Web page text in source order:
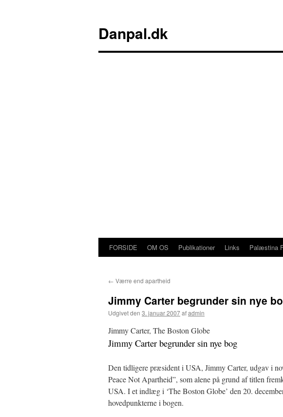
Danpal.dk
Hop
indhold
FORSIDE OM OS Publikationer Links Palæstina
← Værre end apartheid
Jimmy Carter begrunder sin nye
Udgivet den 3. januar 2007afadmin
Jimmy Carter, The Boston Globe
Jimmy Carter begrunder sin nye bog
Den tidligere præsident i USA, Jimmy Carter, udgav i
Peace Not Apartheid”, som alene på grund af titlen
USA. I et indlæg i ‘The Boston Globe’ den 20.
hovedpunkterne i bogen.